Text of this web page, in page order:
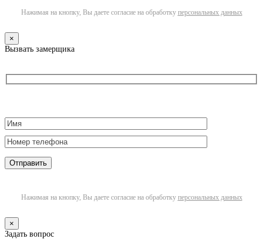
Нажимая на кнопку, Вы даете согласие на обработку персональных данных
×
Вызвать замерщика
Нажимая на кнопку, Вы даете согласие на обработку персональных данных
×
Задать вопрос